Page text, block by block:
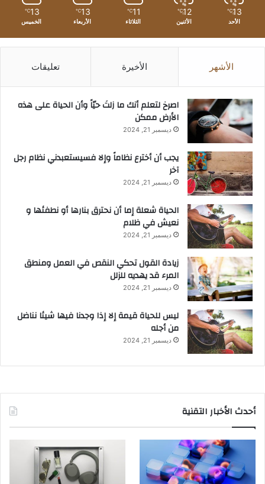
13
℃
الأحد
12
℃
الأثنين
11
℃
الثلاثاء
13
℃
الأربعاء
13
℃
الخميس
الأشهر الأخيرة تعليقات
‫اصرخ لتعلم أنك ما زلتَ حيّاً وأن الحياة على هذه
الأرض ممكن
ديسمبر 21, 2024
يجب أن أخترع نظاماً وإلا فسيستعبدني نظام رجل
آخر
ديسمبر 21, 2024
الحياة شعلة إما أن نحترق بنارها أو نطفئها و
نعيش في ظلام
ديسمبر 21, 2024
زيادة القول تحكي النقص في العمل ومنطق
المرء قد يهديه للزلل
ديسمبر 21, 2024
ليس للحياة قيمة إلا إذا وجدنا فيها شيئا نناضل
من أجله
ديسمبر 21, 2024
أحدث الأخبار التقنية